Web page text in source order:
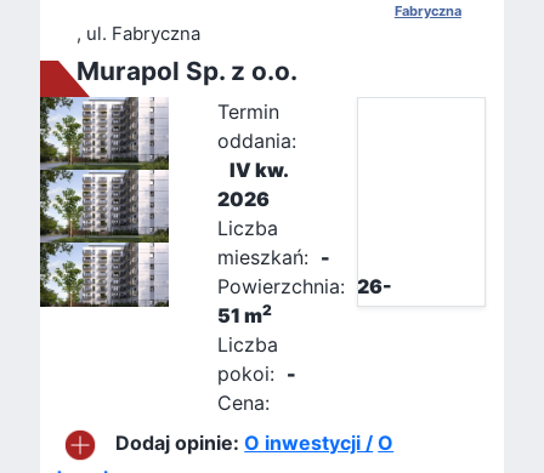
Fabryczna
, ul. Fabryczna
Murapol Sp. z o.o.
Termin
oddania:
IV kw.
2026
Liczba
mieszkań: -
Powierzchnia: 26-
51 m2
Liczba
pokoi: -
Cena:
Dodaj opinie:O inwestycji / O